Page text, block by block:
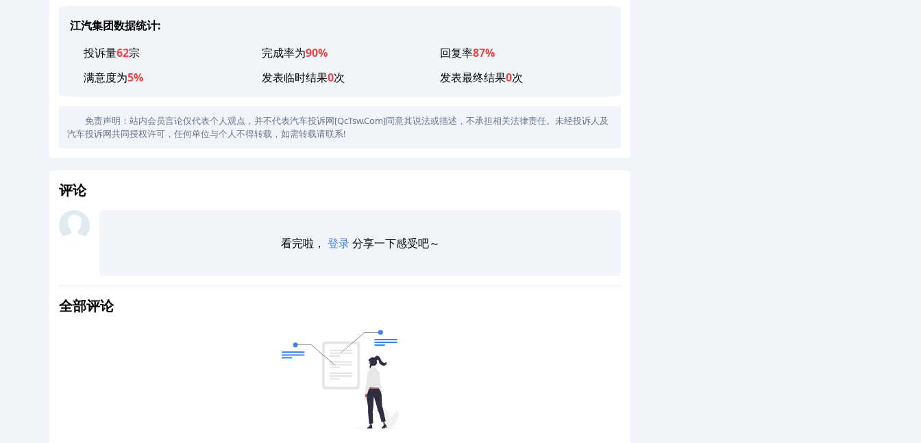
江汽集团数据统计:
投诉量62宗 完成率为90% 回复率87%
满意度为5% 发表临时结果0次 发表最终结果0次
免责声明：站内会员言论仅代表个人观点，并不代表汽车投诉网[QcTsw.Com]同意其说法或描述，不承担相关法律责任。未经投诉人及
汽车投诉网共同授权许可，任何单位与个人不得转载，如需转载请联系!
评论
看完啦， 登录分享一下感受吧～
全部评论